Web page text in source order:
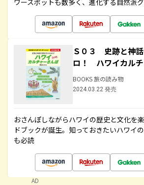
ワースポットも数多く、進化する自然派
Ｓ０３ 史跡と神
ロ！ ハワイカル
BOOKS 旅の読み物
2024.03.22 発売
おさんぽしながらハワイの歴史と文化を
ドブックが誕生。知っておきたいハワイ
も必読
AD